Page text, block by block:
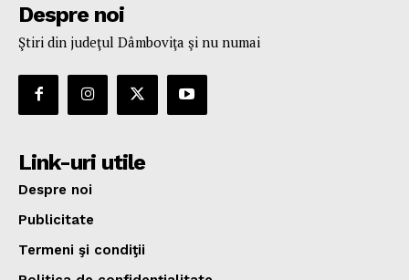
Despre noi
Ştiri din judeţul Dâmboviţa şi nu numai
Link-uri utile
Despre noi
Publicitate
Termeni şi condiţii